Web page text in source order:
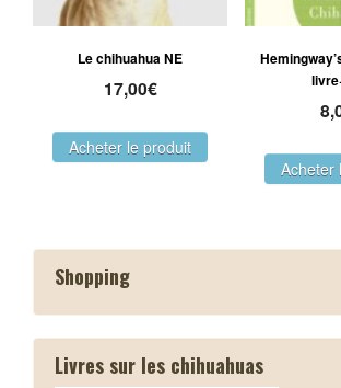
Le chihuahua NE
17,00€
Acheter le produit
Acheter
Shopping
Livres sur les chihuahuas